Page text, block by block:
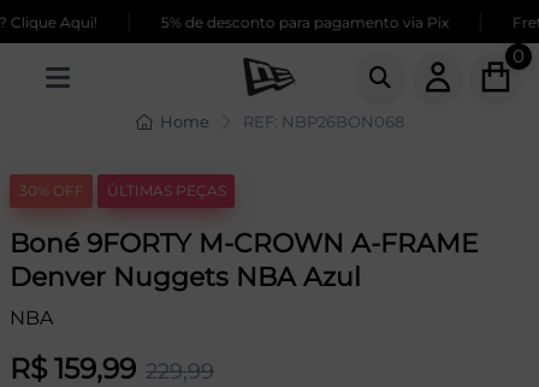
Aqui! 5% de desconto para pagamento via Pix
0
Home REF: NBP26BON068
30% OFF ÚLTIMAS PEÇAS
Boné 9FORTY M-CROWN A-FRAME
Denver Nuggets NBA Azul
NBA
R$ 159,99 229,99